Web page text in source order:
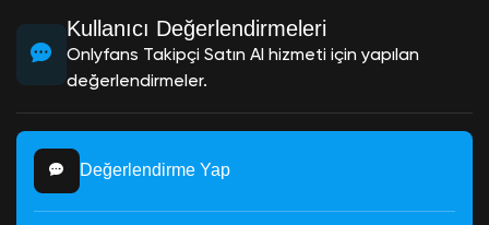
Kullanıcı Değerlendirmeleri
Onlyfans Takipçi Satın Al hizmeti için yapılan
değerlendirmeler.
Değerlendirme Yap